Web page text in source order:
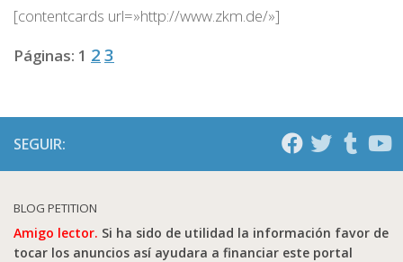
[contentcards url=»http://www.zkm.de/»]
Páginas: 1 23
SEGUIR:
BLOG PETITION
Amigo lector. Si ha sido de utilidad la información favor de
tocar los anuncios así ayudara a financiar este portal